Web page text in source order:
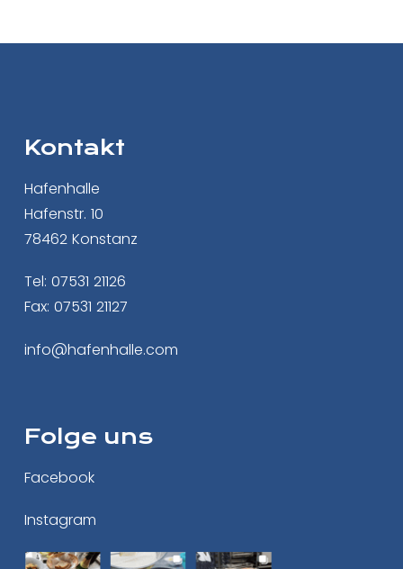
Kontakt
Hafenhalle
Hafenstr. 10
78462 Konstanz
Tel: 07531 21126
Fax: 07531 21127
info@hafenhalle.com
Folge uns
Facebook
Instagram